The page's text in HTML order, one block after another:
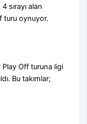
sırayı alan
turu oynuyor.
Off turuna ligi
Bu takımlar;